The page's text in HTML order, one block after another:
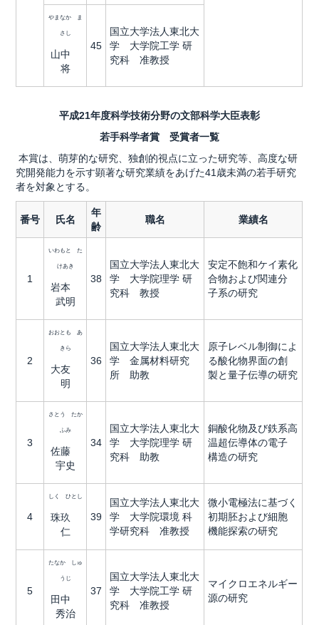
やまなか ま
さし
山中
将
45
国立大学法人東北大
学 大学院工学 研
究科 准教授
平成21年度科学技術分野の文部科学大臣表彰
若手科学者賞 受賞者一覧
本賞は、萌芽的な研究、独創的視点に立った研究等、高度な研
究開発能力を示す顕著な研究業績をあげた41歳未満の若手研究
者を対象とする。
番号 氏名
年
齢
職名 業績名
1
いわもと た
けあき
岩本
武明
38
国立大学法人東北大
学 大学院理学 研
究科 教授
安定不飽和ケイ素化
合物および関連分
子系の研究
2
おおとも あ
きら
大友
明
36
国立大学法人東北大
学 金属材料研究
所 助教
原子レベル制御によ
る酸化物界面の創
製と量子伝導の研究
3
さとう たか
ふみ
佐藤
宇史
34
国立大学法人東北大
学 大学院理学 研
究科 助教
銅酸化物及び鉄系高
温超伝導体の電子
構造の研究
4
しく ひとし
珠玖
仁
39
国立大学法人東北大
学 大学院環境 科
学研究科 准教授
微小電極法に基づく
初期胚および細胞
機能探索の研究
5
たなか しゅ
うじ
田中
秀治
37
国立大学法人東北大
学 大学院工学 研
究科 准教授
マイクロエネルギー
源の研究